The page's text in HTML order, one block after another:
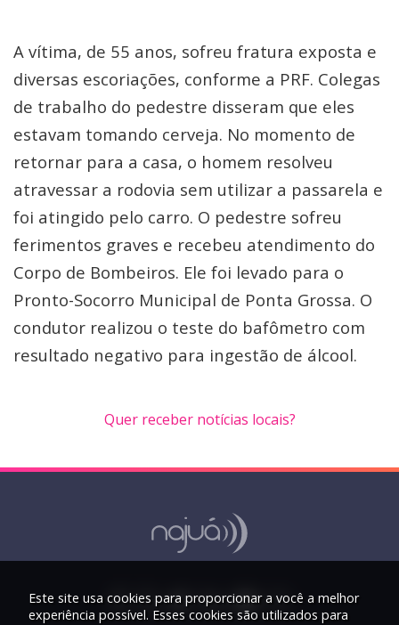
A vítima, de 55 anos, sofreu fratura exposta e
diversas escoriações, conforme a PRF. Colegas
de trabalho do pedestre disseram que eles
estavam tomando cerveja. No momento de
retornar para a casa, o homem resolveu
atravessar a rodovia sem utilizar a passarela e
foi atingido pelo carro. O pedestre sofreu
ferimentos graves e recebeu atendimento do
Corpo de Bombeiros. Ele foi levado para o
Pronto-Socorro Municipal de Ponta Grossa. O
condutor realizou o teste do bafômetro com
resultado negativo para ingestão de álcool.
Quer receber notícias locais?
Este site usa cookies para proporcionar a você a melhor
experiência possível. Esses cookies são utilizados para